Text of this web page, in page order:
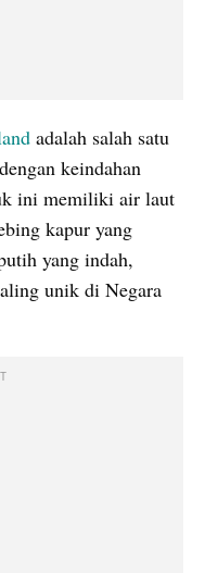
adalah salah satu
keindahan
ini memiliki air laut
kapur yang
yang indah,
unik di Negara